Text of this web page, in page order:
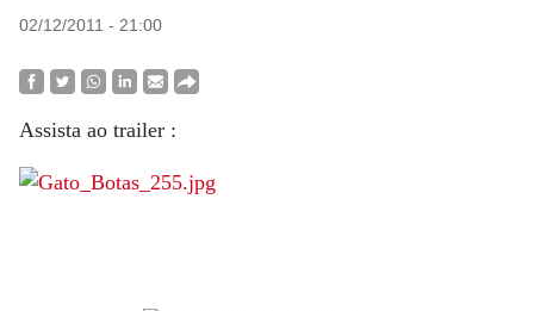
02/12/2011 - 21:00
Assista ao trailer :